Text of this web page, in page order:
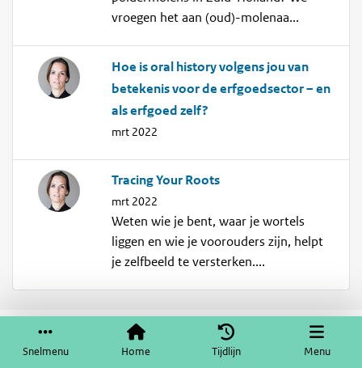
Snelmenu Home Tijdlijn Menu
vroegen het aan (oud)-molenaa...
Hoe is oral history volgens jou van
betekenis voor de erfgoedsector – en
als erfgoed zelf?
mrt 2022
Tracing Your Roots
mrt 2022
Weten wie je bent, waar je wortels
liggen en wie je voorouders zijn, helpt
je zelfbeeld te versterken....
Service & help Sneltoetsen